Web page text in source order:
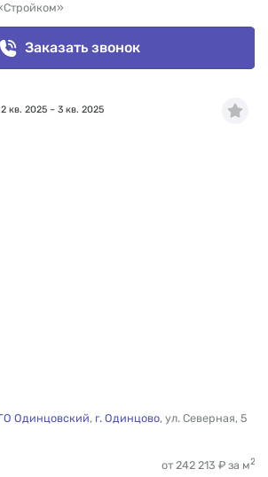
Заказать звонок
Одинцовский, г. Одинцово, ул. Северная, 5
от 242 213 ₽ за м2
кв. 2025 – 3 кв. 2025